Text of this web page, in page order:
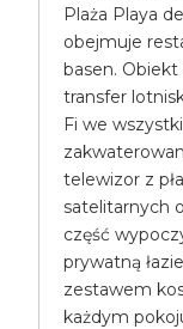
Plaża Playa
obejmuje
basen. Obiekt
transfer
Fi we
telewizor z
satelitarnych
część
prywatną
zestawem
każdym